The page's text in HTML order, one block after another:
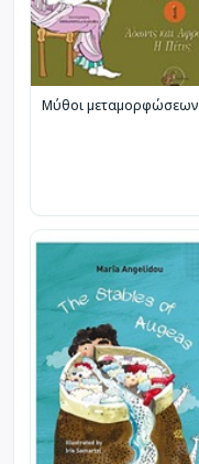
Μύθοι μεταμορφώσεων